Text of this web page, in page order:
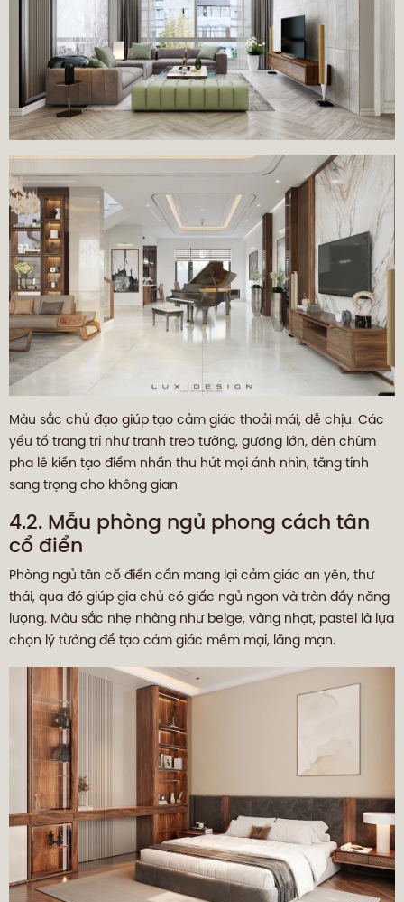
Màu sắc chủ đạo giúp tạo cảm giác thoải mái, dễ chịu. Các
yếu tố trang trí như tranh treo tường, gương lớn, đèn chùm
pha lê kiến tạo điểm nhấn thu hút mọi ánh nhìn, tăng tính
sang trọng cho không gian
4.2. Mẫu phòng ngủ phong cách tân
cổ điển
Phòng ngủ tân cổ điển cần mang lại cảm giác an yên, thư
thái, qua đó giúp gia chủ có giấc ngủ ngon và tràn đầy năng
lượng. Màu sắc nhẹ nhàng như beige, vàng nhạt, pastel là lựa
chọn lý tưởng để tạo cảm giác mềm mại, lãng mạn.